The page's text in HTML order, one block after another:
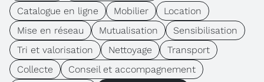
Catalogue en ligne
Mobilier
Location
Mise en réseau
Mutualisation
Sensibilisation
Tri et valorisation
Nettoyage
Transport
Collecte
Conseil et accompagnement